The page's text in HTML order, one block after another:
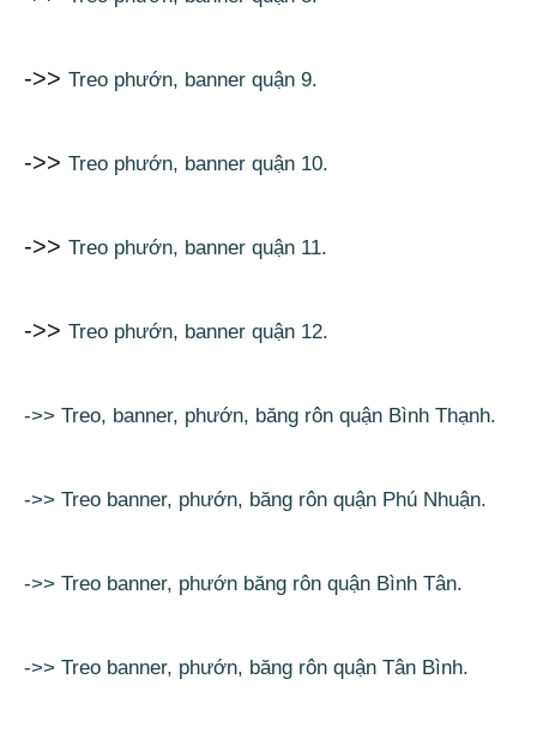
->> Treo phướn, banner quận 9.
->> Treo phướn, banner quận 10.
->> Treo phướn, banner quận 11.
->> Treo phướn, banner quận 12.
->> Treo, banner, phướn, băng rôn quận Bình Thạnh.
->> Treo banner, phướn, băng rôn quận Phú Nhuận.
->> Treo banner, phướn băng rôn quận Bình Tân.
->> Treo banner, phướn, băng rôn quận Tân Bình.